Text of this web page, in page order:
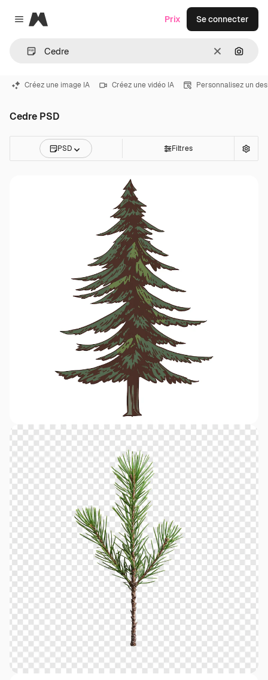
Close menu
Magnific
Effacer
Prix Se connecter
Créez une image IA Créez une vidéo IA Personnalisez un
Cedre PSD
PSD Filtres